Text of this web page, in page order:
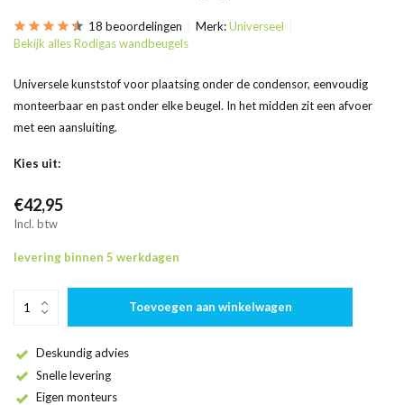
18 beoordelingen Merk:Universeel
Bekijk alles Rodigas wandbeugels
Universele kunststof voor plaatsing onder de condensor, eenvoudig
monteerbaar en past onder elke beugel. In het midden zit een afvoer
met een aansluiting.
Kies uit:
€42,95
Incl. btw
levering binnen 5 werkdagen
Toevoegen aan winkelwagen
Deskundig advies
Snelle levering
Eigen monteurs